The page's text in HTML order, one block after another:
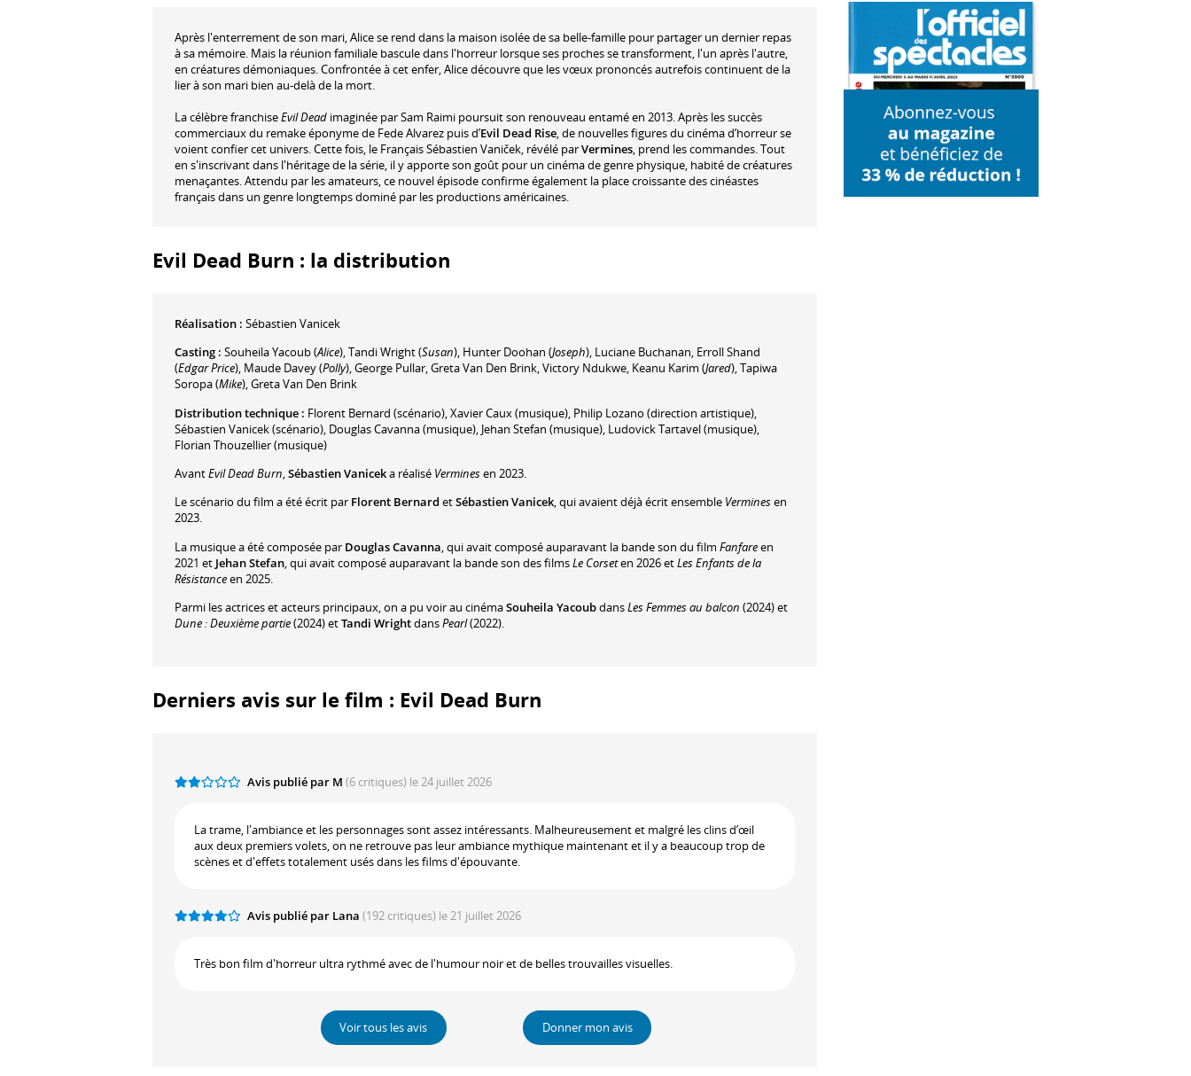
Après l'enterrement de son mari, Alice se rend dans la maison isolée de sa belle-famille pour partager un dernier repas
à sa mémoire. Mais la réunion familiale bascule dans l'horreur lorsque ses proches se transforment, l'un après l'autre,
en créatures démoniaques. Confrontée à cet enfer, Alice découvre que les vœux prononcés autrefois continuent de la
lier à son mari bien au-delà de la mort.
La célèbre franchiseEvil Dead imaginée par Sam Raimi poursuit son renouveau entamé en 2013. Après les succès
commerciaux du remake éponyme de Fede Alvarez puis d’Evil Dead Rise, de nouvelles figures du cinéma d’horreur se
voient confier cet univers. Cette fois, le Français Sébastien Vaniček, révélé parVermines, prend les commandes. Tout
en s'inscrivant dans l'héritage de la série, il y apporte son goût pour un cinéma de genre physique, habité de créatures
menaçantes. Attendu par les amateurs, ce nouvel épisode confirme également la place croissante des cinéastes
français dans un genre longtemps dominé par les productions américaines.
Evil Dead Burn : la distribution
Réalisation : Sébastien Vanicek
Casting : Souheila Yacoub(Alice),Tandi Wright(Susan), Hunter Doohan (Joseph), Luciane Buchanan, Erroll Shand
(Edgar Price), Maude Davey(Polly),George Pullar,Greta Van Den Brink,Victory Ndukwe, Keanu Karim (Jared),Tapiwa
Soropa(Mike),Greta Van Den Brink
Distribution technique : Florent Bernard (scénario),Xavier Caux(musique), Philip Lozano (direction artistique),
Sébastien Vanicek(scénario), Douglas Cavanna(musique), Jehan Stefan (musique), Ludovick Tartavel(musique),
Florian Thouzellier(musique)
AvantEvil Dead Burn,Sébastien Vaniceka réalisé Verminesen 2023.
Le scénario du film a été écrit par Florent Bernard etSébastien Vanicek, qui avaient déjà écrit ensemble Verminesen
2023.
La musique a été composée par Douglas Cavanna, qui avait composé auparavant la bande son du film Fanfareen
2021 et Jehan Stefan, qui avait composé auparavant la bande son des filmsLe Corseten 2026 etLes Enfants de la
Résistanceen 2025.
Parmi les actrices et acteurs principaux, on a pu voir au cinémaSouheila YacoubdansLes Femmes au balcon (2024) et
Dune : Deuxième partie(2024) etTandi WrightdansPearl(2022).
Derniers avis sur le film : Evil Dead Burn
Avis publié par M (6 critiques) le 24 juillet 2026
La trame, l'ambiance et les personnages sont assez intéressants. Malheureusement et malgré les clins d’œil
aux deux premiers volets, on ne retrouve pas leur ambiance mythique maintenant et il y a beaucoup trop de
scènes et d'effets totalement usés dans les films d'épouvante.
Avis publié par Lana (192 critiques) le 21 juillet 2026
Très bon film d'horreur ultra rythmé avec de l'humour noir et de belles trouvailles visuelles.
Voir tous les avis Donner mon avis